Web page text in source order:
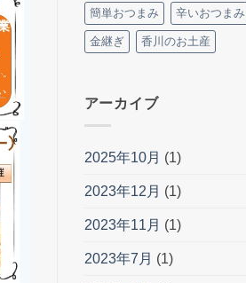
簡単おつまみ 辛いおつまみ
金継ぎ 香川のお土産
アーカイブ
2025年10月 (1)
2023年12月 (1)
2023年11月 (1)
2023年7月 (1)